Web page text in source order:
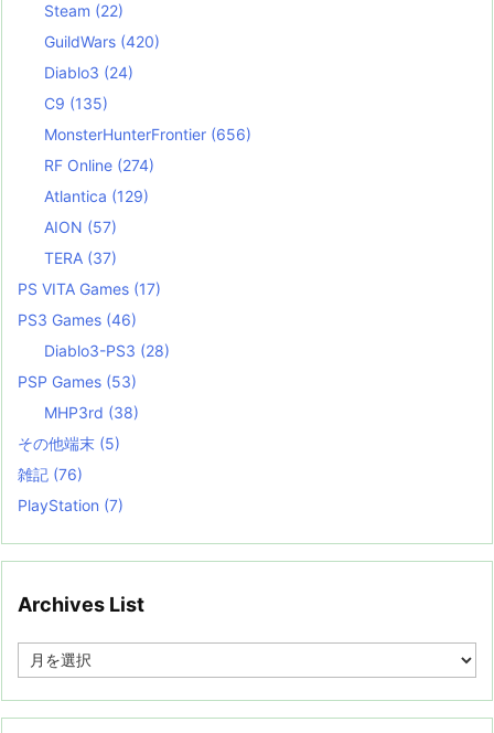
Steam (22)
GuildWars (420)
Diablo3 (24)
C9 (135)
MonsterHunterFrontier (656)
RF Online (274)
Atlantica (129)
AION (57)
TERA (37)
PS VITA Games (17)
PS3 Games (46)
Diablo3-PS3 (28)
PSP Games (53)
MHP3rd (38)
その他端末 (5)
雑記 (76)
PlayStation (7)
Archives List